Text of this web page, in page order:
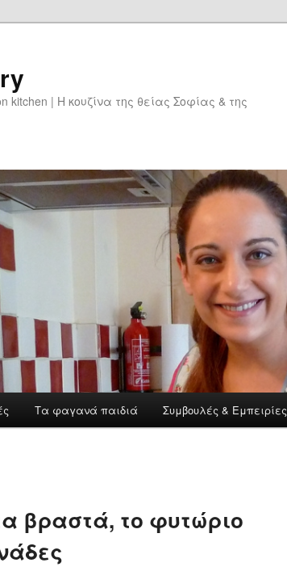
kitchen | Η κουζίνα της θείας Σοφίας & της
Τα φαγανά παιδιά Συμβουλές & Εμπειρίες
βραστά, το φυτώριο